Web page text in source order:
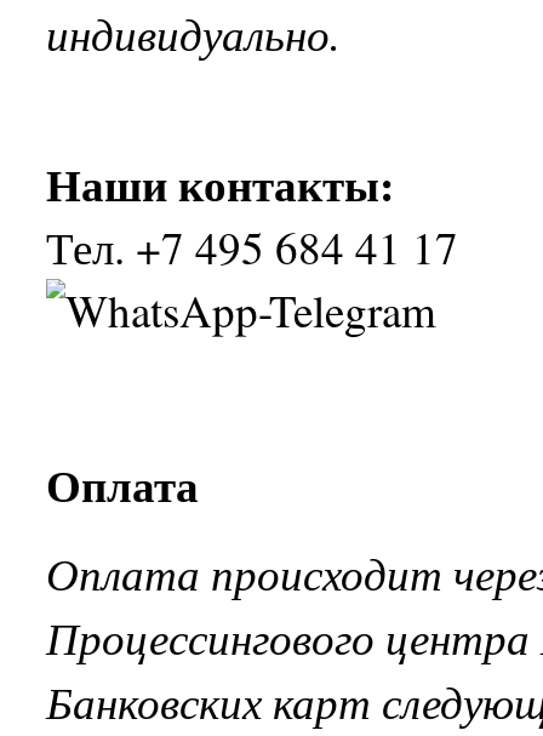
индивидуально.
Наши контакты:
Тел. +7 495 684 41 17
Оплата
Оплата происходит
Процессингового
Банковских карт